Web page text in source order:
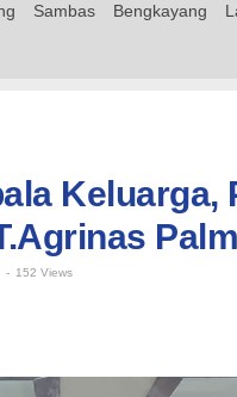
Sambas Bengkayang
Keluarga,
- 152 Views